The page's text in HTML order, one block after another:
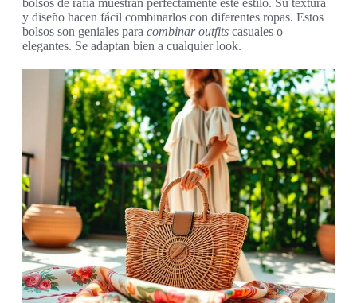
bolsos de rafia muestran perfectamente este estilo. Su textura
y diseño hacen fácil combinarlos con diferentes ropas. Estos
bolsos son geniales para combinar outfits casuales o
elegantes. Se adaptan bien a cualquier look.